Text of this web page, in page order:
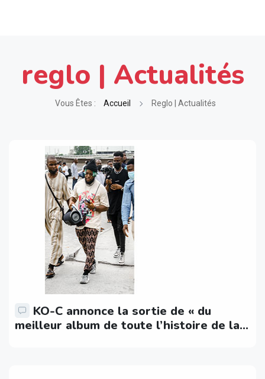
reglo | Actualités
Vous Êtes : Accueil Reglo | Actualités
KO-C annonce la sortie de « du
meilleur album de toute l’histoire de la